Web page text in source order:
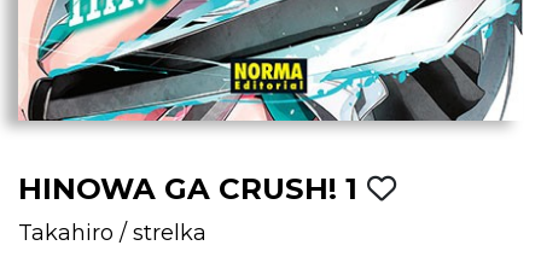
HINOWA GA CRUSH! 1
Takahiro / strelka